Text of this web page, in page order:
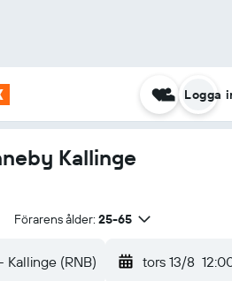
Logga
Kallinge
Förarens ålder: 25-65
Kallinge (RNB) tors 13/8